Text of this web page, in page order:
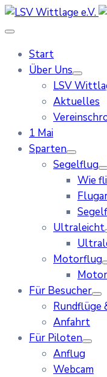
Start
Über Uns
LSV
Aktuelles
1 Mai
Sparten
Segelflug
Wie
Ultraleicht
Motorflug
Für Besucher
Rundflüge
Anfahrt
Für Piloten
Anflug
Webcam